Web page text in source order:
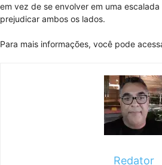
em vez de se envolver em uma
prejudicar ambos os lados.
Para mais informações, você pode
Redator